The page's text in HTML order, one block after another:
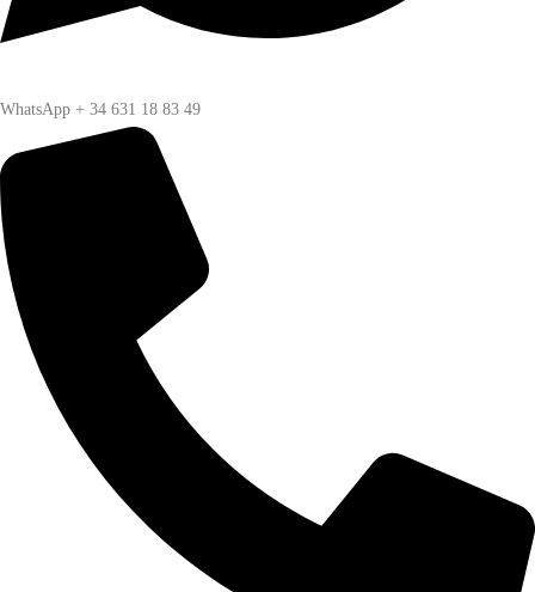
WhatsApp + 34 631 18 83 49